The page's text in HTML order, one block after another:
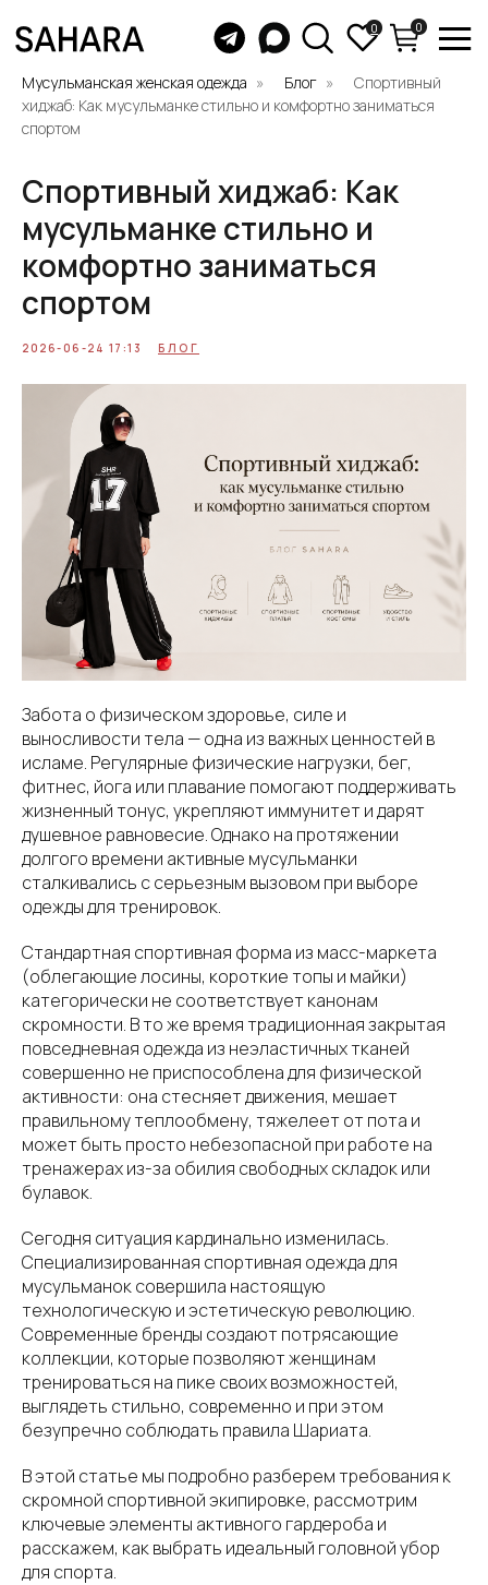
Мусульманская женская одежда Блог
Спортивный
хиджаб: Как мусульманке стильно и комфортно заниматься
спортом
Спортивный хиджаб: Как
мусульманке стильно и
комфортно заниматься
спортом
2026-06-24 17:13 БЛОГ
Забота о физическом здоровье, силе и
выносливости тела — одна из важных ценностей в
исламе. Регулярные физические нагрузки, бег,
фитнес, йога или плавание помогают поддерживать
жизненный тонус, укрепляют иммунитет и дарят
душевное равновесие. Однако на протяжении
долгого времени активные мусульманки
сталкивались с серьезным вызовом при выборе
одежды для тренировок.
Стандартная спортивная форма из масс-маркета
(облегающие лосины, короткие топы и майки)
категорически не соответствует канонам
скромности. В то же время традиционная закрытая
повседневная одежда из неэластичных тканей
совершенно не приспособлена для физической
активности: она стесняет движения, мешает
правильному теплообмену, тяжелеет от пота и
может быть просто небезопасной при работе на
тренажерах из-за обилия свободных складок или
булавок.
Сегодня ситуация кардинально изменилась.
Специализированная спортивная одежда для
мусульманок совершила настоящую
технологическую и эстетическую революцию.
Современные бренды создают потрясающие
коллекции, которые позволяют женщинам
тренироваться на пике своих возможностей,
выглядеть стильно, современно и при этом
безупречно соблюдать правила Шариата.
В этой статье мы подробно разберем требования к
скромной спортивной экипировке, рассмотрим
ключевые элементы активного гардероба и
расскажем, как выбрать идеальный головной убор
для спорта.